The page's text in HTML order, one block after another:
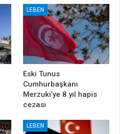
LEBEN
Eski Tunus
Cumhurbaşkanı
Merzuki’ye 8 yıl hapis
cezası
LEBEN